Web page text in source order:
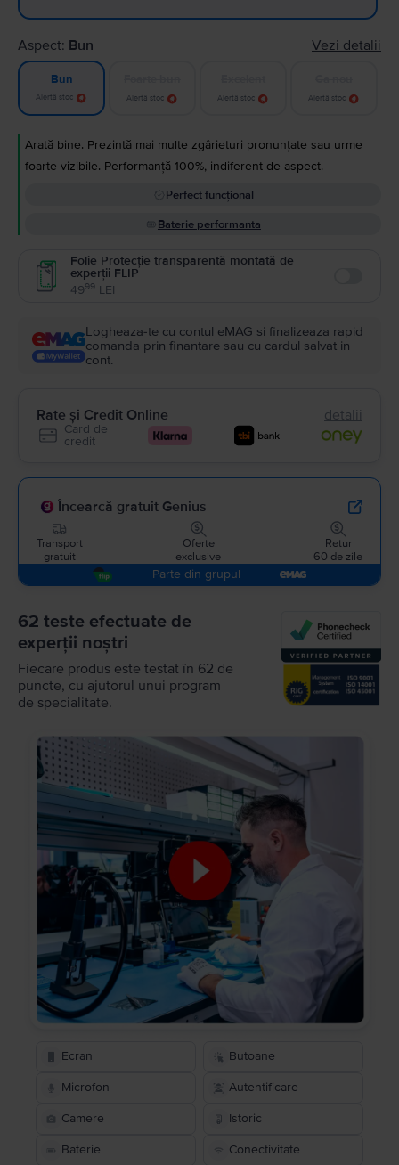
Aspect: Bun Vezi detalii
Bun
Alertă stoc Alertă stoc Alertă stoc Alertă stoc
Arată bine. Prezintă mai multe zgârieturi pronunțate sau urme
foarte vizibile. Performanță 100%, indiferent de aspect.
Perfect funcțional
Baterie performanta
Folie Protecție transparentă montată de
experții FLIP
4999 LEI
Logheaza-te cu contul eMAG si finalizeaza rapid
comanda prin finantare sau cu cardul salvat in
cont.
Rate și Credit Online detalii
Card de
credit
Încearcă gratuit Genius
Transport
gratuit
Oferte
exclusive
Retur
60 de zile
Parte din grupul
62 teste efectuate de
experții noștri
Fiecare produs este testat în 62 de
puncte, cu ajutorul unui program
de specialitate.
Ecran Butoane
Microfon Autentificare
Camere Istoric
Baterie Conectivitate